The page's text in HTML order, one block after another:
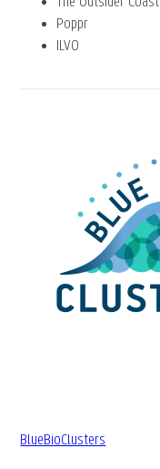
Poppr
ILVO
BlueBioClusters